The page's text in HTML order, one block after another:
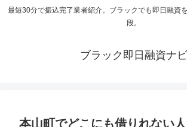
最短30分で振込完了業者紹介。ブラックでも即日融資
段。
ブラック即日融資ナビ
本山町でどこにも借りれない